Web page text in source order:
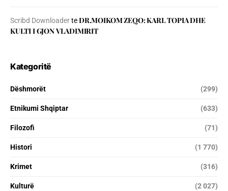
Scribd DownloaderteDR.MOIKOM ZEQO: KARL TOPIA DHE
KULTI I GJON VLADIMIRIT
Kategoritë
Dëshmorët (299)
Etnikumi Shqiptar (633)
Filozofi (71)
Histori (1 770)
Krimet (316)
Kulturë (2 027)